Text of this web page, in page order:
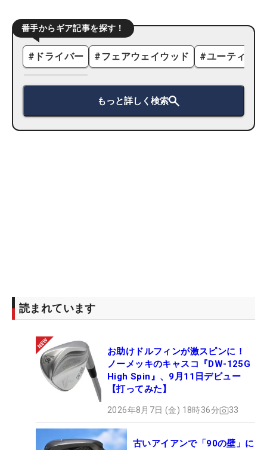
番手からギア記事を探す！
# ドライバー #フェアウェイウッド #ユーティリ
もっと詳しく検索
読まれています
お助けドルフィンが激スピンに！
ノーメッキのキャスコ『DW-125G
High Spin』、9月11日デビュー
【打ってみた】
2026年8月7日 (金) 18時36分 33
古いアイアンで「90の壁」に